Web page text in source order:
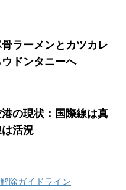
ラーメンとカツカレ
ドンタニーへ
港の現状：国際線は真
活況
除ガイドライン